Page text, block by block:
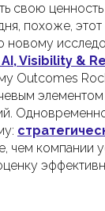
свою
похоже,
новому
Visibility &
Outcomes
чем компании